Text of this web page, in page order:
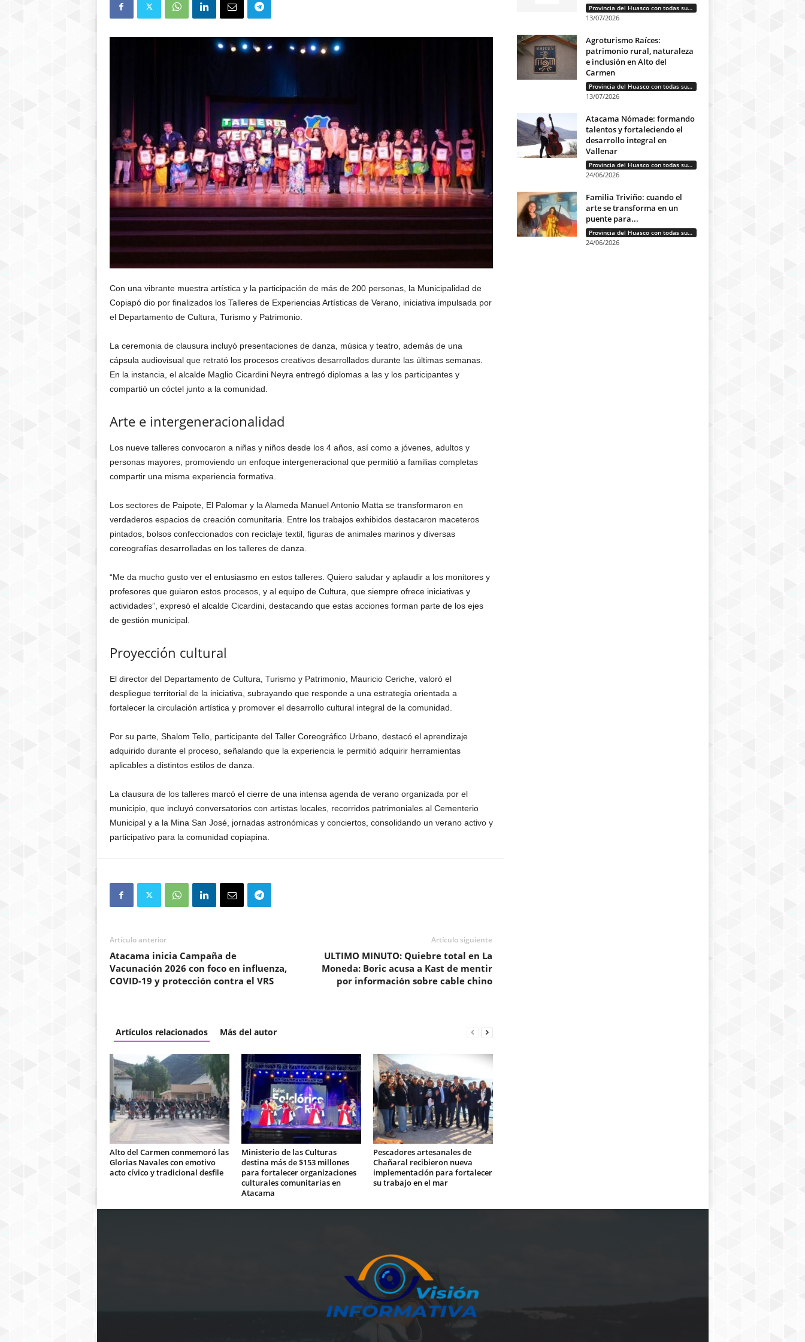
Con una vibrante muestra artística y la participación de más de 200 personas, la Municipalidad de
Copiapódio por finalizados los Talleres de Experiencias Artísticas de Verano, iniciativa impulsada por
el Departamento de Cultura, Turismo y Patrimonio.
La ceremonia de clausura incluyó presentaciones de danza, música y teatro, además de una
cápsula audiovisual que retrató los procesos creativos desarrollados durante las últimas semanas.
En la instancia, el alcalde Maglio Cicardini Neyra entregó diplomas a las y los participantes y
compartió un cóctel junto a la comunidad.
Arte e intergeneracionalidad
Los nueve talleres convocaron a niñas y niños desde los 4 años, así como a jóvenes, adultos y
personas mayores, promoviendo un enfoque intergeneracional que permitió a familias completas
compartir una misma experiencia formativa.
Los sectores de Paipote, El Palomar y la Alameda Manuel Antonio Matta se transformaron en
verdaderos espacios de creación comunitaria. Entre los trabajos exhibidos destacaron maceteros
pintados, bolsos confeccionados con reciclaje textil, figuras de animales marinos y diversas
coreografías desarrolladas en los talleres de danza.
“Me da mucho gusto ver el entusiasmo en estos talleres. Quiero saludar y aplaudir a los monitores y
profesores que guiaron estos procesos, y al equipo de Cultura, que siempre ofrece iniciativas y
actividades”, expresó el alcalde Cicardini, destacando que estas acciones forman parte de los ejes
de gestión municipal.
Proyección cultural
El director del Departamento de Cultura, Turismo y Patrimonio, Mauricio Ceriche, valoró el
despliegue territorial de la iniciativa, subrayando que responde a una estrategia orientada a
fortalecer la circulación artística y promover el desarrollo cultural integral de la comunidad.
Por su parte, Shalom Tello, participante del Taller Coreográfico Urbano, destacó el aprendizaje
adquirido durante el proceso, señalando que la experiencia le permitió adquirir herramientas
aplicables a distintos estilos de danza.
La clausura de los talleres marcó el cierre de una intensa agenda de verano organizada por el
municipio, que incluyó conversatorios con artistas locales, recorridos patrimoniales al Cementerio
Municipal y a la Mina San José, jornadas astronómicas y conciertos, consolidando un verano activo y
participativo para la comunidad copiapina.
Artículo anterior
Atacama inicia Campaña de
Vacunación 2026 con foco en influenza,
COVID-19 y protección contra el VRS
Artículo siguiente
ULTIMO MINUTO: Quiebre total en La
Moneda: Boric acusa a Kast de mentir
por información sobre cable chino
Artículos relacionados Más del autor
Alto del Carmen conmemoró las
Glorias Navales con emotivo
acto cívico y tradicional desfile
Ministerio de las Culturas
destina más de $153 millones
para fortalecer organizaciones
culturales comunitarias en
Atacama
Pescadores artesanales de
Chañaral recibieron nueva
implementación para fortalecer
su trabajo en el mar
Provincia del Huasco con todas sus letras: Historias que unen cultura, diversidad e identidad
13/07/2026
Agroturismo Raíces:
patrimonio rural, naturaleza
e inclusión en Alto del
Carmen
Provincia del Huasco con todas sus letras: Historias que unen cultura, diversidad e identidad
13/07/2026
Atacama Nómade: formando
talentos y fortaleciendo el
desarrollo integral en
Vallenar
Provincia del Huasco con todas sus letras: Historias que unen cultura, diversidad e identidad
24/06/2026
Familia Triviño: cuando el
arte se transforma en un
puente para...
Provincia del Huasco con todas sus letras: Historias que unen cultura, diversidad e identidad
24/06/2026